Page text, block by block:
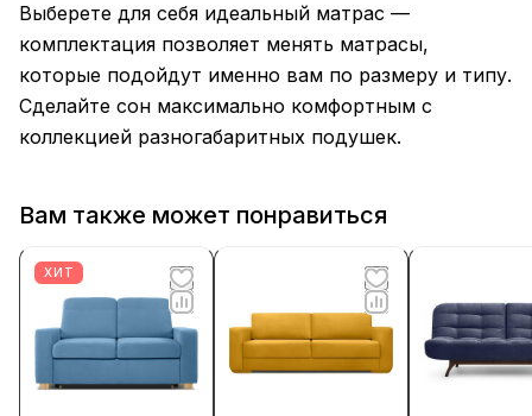
Выберете для себя идеальный матрас —
комплектация позволяет менять матрасы,
которые подойдут именно вам по размеру и типу.
Сделайте сон максимально комфортным с
коллекцией разногабаритных подушек.
Вам также может понравиться
ХИТ